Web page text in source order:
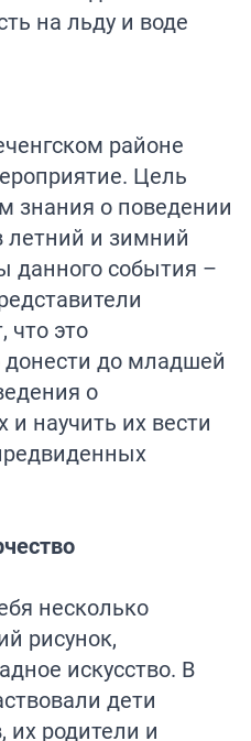
районе
Цель
знания о поведении
летний и зимний
данного события –
что это
до младшей
о
научить их вести
несколько
рисунок,
искусство. В
дети
их родители и